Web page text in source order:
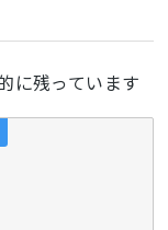
に残っています